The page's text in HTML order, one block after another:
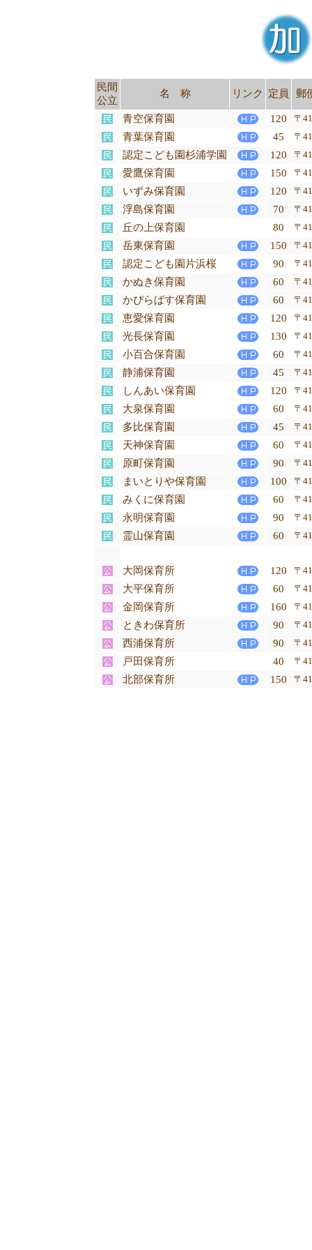
民間
公立
名 称 リンク 定員 郵
青空保育園 120 〒
青葉保育園 45 〒
認定こども園杉浦学園 120 〒
愛鷹保育園 150 〒
いずみ保育園 120 〒
浮島保育園 70 〒
丘の上保育園 80 〒
岳東保育園 150 〒
認定こども園片浜桜 90 〒
かぬき保育園 60 〒
かぴらばす保育園 60 〒
恵愛保育園 120 〒
光長保育園 130 〒
小百合保育園 60 〒
静浦保育園 45 〒
しんあい保育園 120 〒
大泉保育園 60 〒
多比保育園 45 〒
天神保育園 60 〒
原町保育園 90 〒
まいとりや保育園 100 〒
みくに保育園 60 〒
永明保育園 90 〒
霊山保育園 60 〒
大岡保育所 120 〒
大平保育所 60 〒
金岡保育所 160 〒
ときわ保育所 90 〒
西浦保育所 90 〒
戸田保育所 40 〒
北部保育所 150 〒